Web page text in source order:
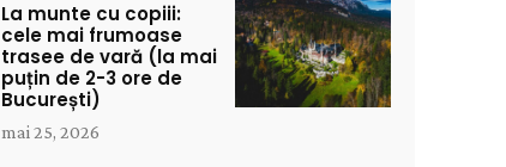
La munte cu copiii:
cele mai frumoase
trasee de vară (la mai
puțin de 2-3 ore de
București)
mai 25, 2026